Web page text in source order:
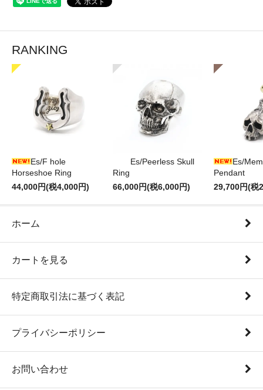
RANKING
Es/F hole
Horseshoe Ring
44,000円(税4,000円)
Es/Peerless Skull
Ring
66,000円(税6,000円)
Es/
Pendant
29,700円(税
ホーム
カートを見る
特定商取引法に基づく表記
プライバシーポリシー
お問い合わせ